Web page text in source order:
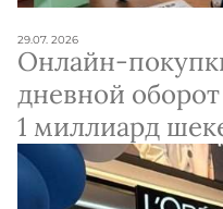
29.07. 2026
Онлайн-
дневной
1 миллиард